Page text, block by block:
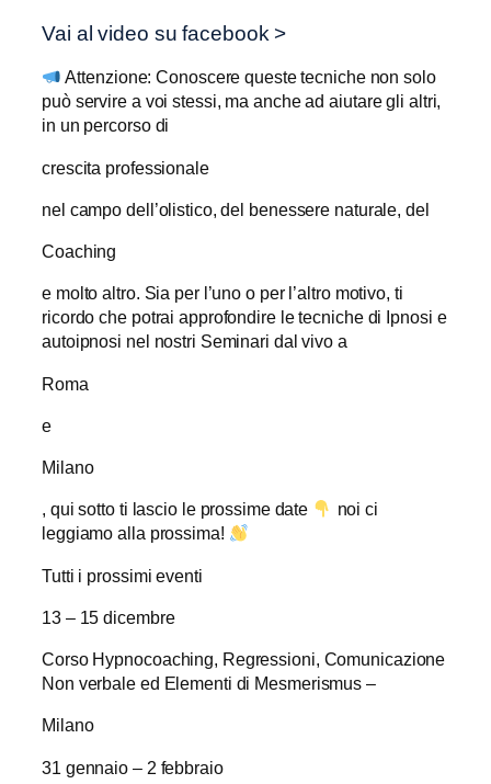
Vai al video su facebook >
Attenzione: Conoscere queste tecniche non solo
può servire a voi stessi, ma anche ad aiutare gli altri,
in un percorso di
crescita professionale
nel campo dell’olistico, del benessere naturale, del
Coaching
e molto altro. Sia per l’uno o per l’altro motivo, ti
ricordo che potrai approfondire le tecniche di Ipnosi e
autoipnosi nel nostri Seminari dal vivo a
Roma
e
Milano
, qui sotto ti lascio le prossime date
noi ci
leggiamo alla prossima!
Tutti i prossimi eventi
13 – 15 dicembre
Corso Hypnocoaching, Regressioni, Comunicazione
Non verbale ed Elementi di Mesmerismus –
Milano
31 gennaio – 2 febbraio